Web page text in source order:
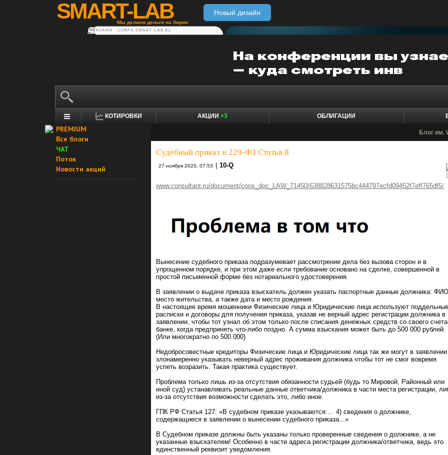
SMART-LAB
Мы делаем деньги на бирже
Новый дизайн
РЕКЛАМА • CONFA.SMART-LAB.RU
КОТИРОВКИ АКЦИИ +3 ОБЛИГАЦИИ
PREMIUM
Все блоги
ЧАТ
Поток
Новости акций
Блог им.
Судебный приказ и 229-ФЗ Статья 8
27 ноября 2020, 07:53 10-Q
www.consultant.ru/document/cons_doc_LAW_71450/638828631575bc444797ecfd09452f7eff765df5/
Вынесение судебного приказа подразумевает рассмотрение дела без вызова сторон и в
упрощенном порядке, и при этом даже если требование основано на сделке, совершенной в
простой письменной форме без нотариального удостоверения.
В заявлении о выдаче приказа взыскатель должен указать паспортные данные должника:
место жительства, а также дата и место рождения.
В настоящее время мошенники Физические лица и Юридические лица используют поддельные
расписки и договоры для получения приказа, указав не верный адрес регистрации должника в
заявлении, чтобы тот узнал об этом только после списания денежных средств со своего
банке, когда предпринять что-либо поздно. А сумма взыскания может быть до 500 000 рублей.
(Или многократно по 500 000)
Недобросовестные кредиторы Физические лица и Юридические лица так же могут в заявлении
злонамеренно указывать неверный адрес проживания должника чтобы тот не смог вовремя
успеть возразить. Такая практика существует.
Проблема только лишь из-за отсутствия обязанности судьей (будь то Мировой, Районный или
иной суд) устанавливать реальные данные ответчика/должника в части места регистрации,
из-за отсутствия возможности сделать это, либо иное.
ГПК РФ Статья 127: «В судебном приказе указываются:… 4) сведения о должнике,
содержащиеся в заявлении о вынесении судебного приказа...»
В Судебном приказе должны быть указаны только проверенные сведения о должнике, а не
указанные взыскателем! Особенно в части адреса регистрации должника/ответчика, ведь это
единственный реквизит уведомления.